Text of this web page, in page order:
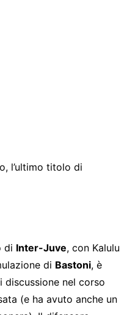
l’ultimo titolo di
di Inter-Juve, con Kalulu
di Bastoni, è
nel corso
(e ha avuto anche un